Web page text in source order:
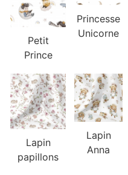
Petit
Prince
Princesse
Unicorne
Lapin
papillons
Lapin
Anna